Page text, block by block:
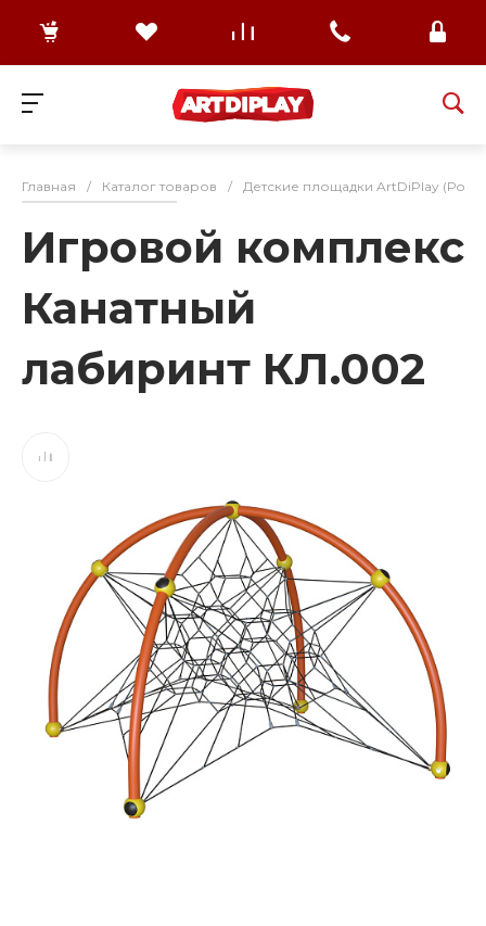
Главная / Каталог товаров / Детские площадки ArtDiPlay
Игровой комплекс
Канатный
лабиринт КЛ.002